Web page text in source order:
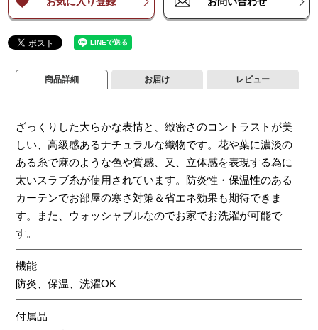
商品詳細
ざっくりした大らかな表情と、緻密さのコントラストが美
しい、高級感あるナチュラルな織物です。花や葉に濃淡の
ある糸で麻のような色や質感、又、立体感を表現する為に
太いスラブ糸が使用されています。防炎性・保温性のある
カーテンでお部屋の寒さ対策＆省エネ効果も期待できま
す。また、ウォッシャブルなのでお家でお洗濯が可能で
す。
機能
防炎、保温、洗濯OK
付属品
お届け レビュー